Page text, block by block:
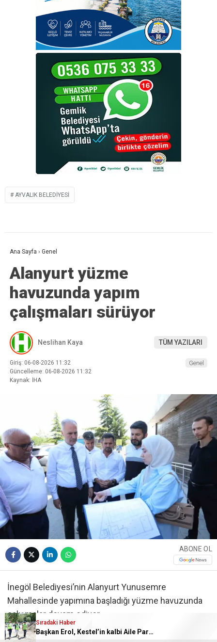
AYVALIK BELEDIYESI
Ana Sayfa › Genel
Alanyurt yüzme
havuzunda yapım
çalışmaları sürüyor
Neslihan Kaya TÜM YAZILARI
Giriş: 06-08-2026 11:32
Güncelleme: 06-08-2026 11:32
Kaynak: İHA
Genel
ABONE OL
İnegöl Belediyesi’nin Alanyurt Yunusemre
Mahallesinde yapımına başladığı yüzme havuzunda
çalışmalar devam ediyor.
Sıradaki Haber
Başkan Erol, Kestel’in kalbi Aile Parkı’ndaki çalışmaları inceledi